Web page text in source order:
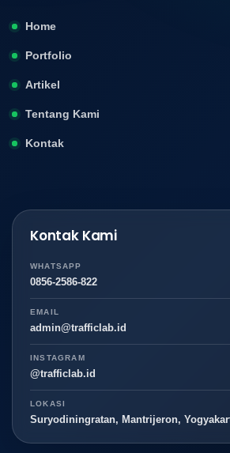
Home
Portfolio
Artikel
Tentang Kami
Kontak
Kontak Kami
WHATSAPP
0856-2586-822
EMAIL
admin@trafficlab.id
INSTAGRAM
@trafficlab.id
LOKASI
Suryodiningratan, Mantrijeron,